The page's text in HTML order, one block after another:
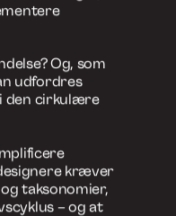
hvad
til
regler og
Det gør
at gå i
muligheder,
løsninger,